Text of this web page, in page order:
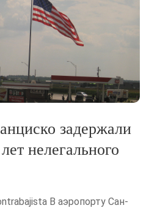
задержали
нелегального
В аэропорту Сан-